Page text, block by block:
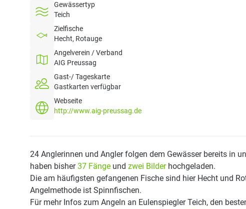
Gewässertyp
Teich
Zielfische
Hecht, Rotauge
Angelverein / Verband
AIG Preussag
Gast-/ Tageskarte
Gastkarten verfügbar
Webseite
http://www.aig-preussag.de
24 Anglerinnen und Angler folgen dem Gewässer bereits in
haben bisher37 Fänge und zwei Bilderhochgeladen.
Die am häufigsten gefangenen Fische sind hier Hecht und
Angelmethode ist Spinnfischen.
Für mehr Infos zum Angeln an Eulenspiegler Teich, den